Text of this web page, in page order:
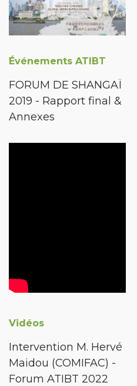
Événements ATIBT
FORUM DE SHANGAÏ
2019 - Rapport final &
Annexes
Vidéos
Intervention M. Hervé
Maidou (COMIFAC) -
Forum ATIBT 2022